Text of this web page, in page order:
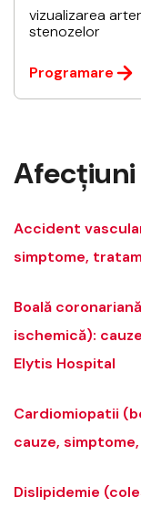
vizualizarea
stenozelor
Programare
Accident
simptome,
Boală
ischemică):
Elytis Hospital
Cardiomiopatii
cauze,
Dislipidemie